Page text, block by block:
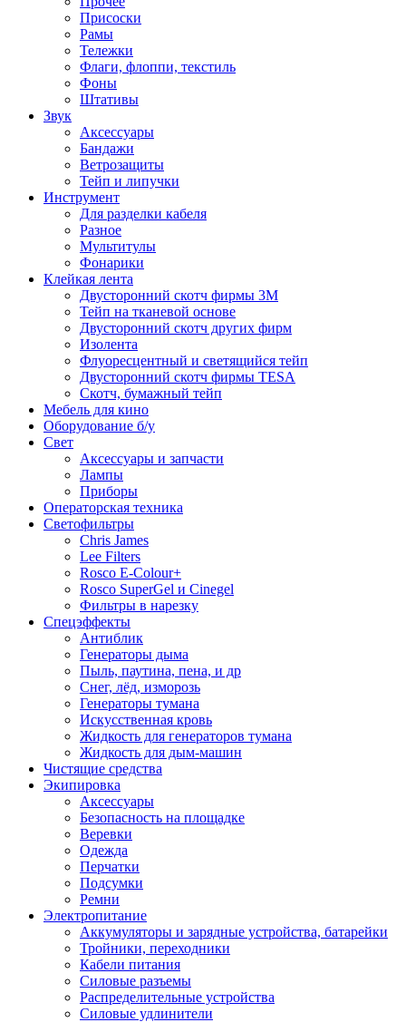
Присоски
Рамы
Тележки
Флаги, флоппи, текстиль
Фоны
Штативы
Звук
Аксессуары
Бандажи
Ветрозащиты
Тейп и липучки
Инструмент
Для разделки кабеля
Разное
Мультитулы
Фонарики
Клейкая лента
Двусторонний скотч фирмы 3M
Тейп на тканевой основе
Двусторонний скотч других фирм
Изолента
Флуоресцентный и светящийся тейп
Двусторонний скотч фирмы TESA
Скотч, бумажный тейп
Мебель для кино
Оборудование б/у
Свет
Аксессуары и запчасти
Лампы
Приборы
Операторская техника
Светофильтры
Chris James
Lee Filters
Rosco E-Colour+
Rosco SuperGel и Cinegel
Фильтры в нарезку
Спецэффекты
Антиблик
Генераторы дыма
Пыль, паутина, пена, и др
Снег, лёд, изморозь
Генераторы тумана
Искусственная кровь
Жидкость для генераторов тумана
Жидкость для дым-машин
Чистящие средства
Экипировка
Аксессуары
Безопасность на площадке
Веревки
Одежда
Перчатки
Подсумки
Ремни
Электропитание
Аккумуляторы и зарядные устройства, батарейки
Тройники, переходники
Кабели питания
Силовые разъемы
Распределительные устройства
Силовые удлинители